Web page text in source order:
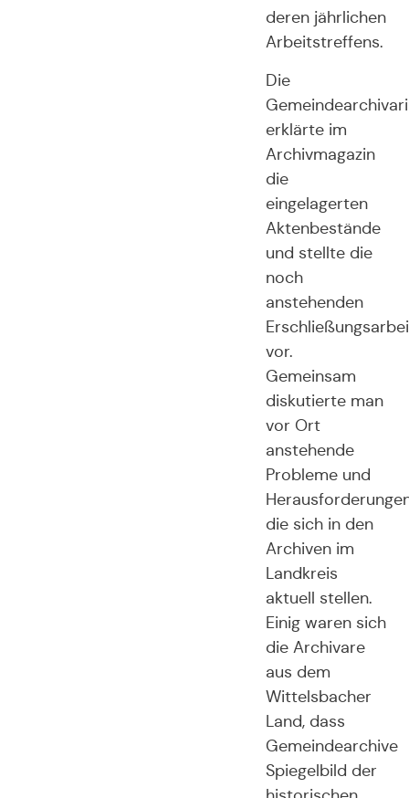
deren jährlichen
Arbeitstreffens.
Die
erklärte im
Archivmagazin
die
eingelagerten
Aktenbestände
und stellte die
noch
anstehenden
vor.
Gemeinsam
diskutierte man
vor Ort
anstehende
Probleme und
die sich in den
Archiven im
Landkreis
aktuell stellen.
Einig waren sich
die Archivare
aus dem
Wittelsbacher
Land, dass
Gemeindearchive
Spiegelbild der